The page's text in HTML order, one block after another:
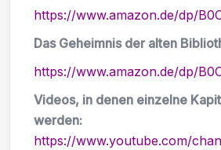
https://www.amazon.de/dp/
Das Geheimnis der alten
https://www.amazon.de/dp/
Videos, in denen einzelne
werden:
https://www.youtube.com/